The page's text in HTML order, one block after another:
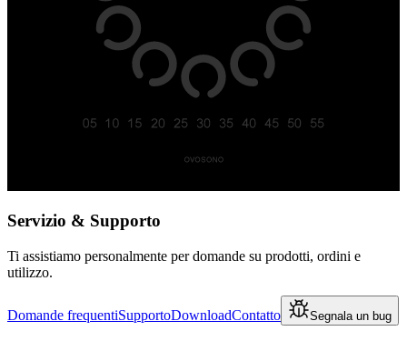
Servizio & Supporto
Ti assistiamo personalmente per domande su prodotti, ordini e
utilizzo.
Domande frequentiSupportoDownloadContatto Segnala un bug